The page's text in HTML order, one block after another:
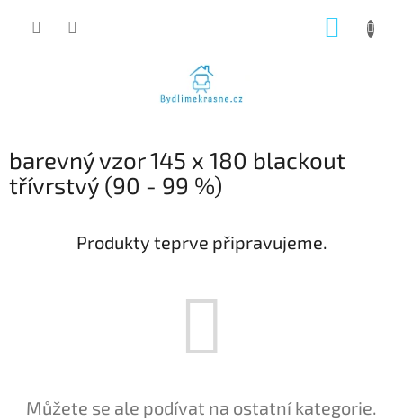
barevný vzor 145 x 180 blackout
třívrstvý (90 - 99 %)
Produkty teprve připravujeme.
Můžete se ale podívat na ostatní kategorie.